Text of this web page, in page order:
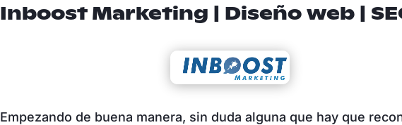
Inboost Marketing | Diseño web |
Empezando de buena manera, sin duda alguna que hay que